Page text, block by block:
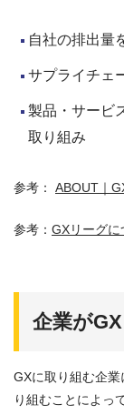
自社の排出量
サプライチェ
製品・サービ
取り組み
参考： ABOUT｜
参考： GXリーグ
企業が
GXに取り組む企
り組むことによっ